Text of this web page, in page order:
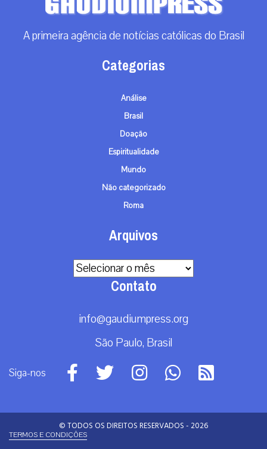
A primeira agência de notícias católicas do Brasil
Categorias
Análise
Brasil
Doação
Espiritualidade
Mundo
Não categorizado
Roma
Arquivos
Arquivos
Contato
info@gaudiumpress.org
São Paulo, Brasil
Siga-nos
© TODOS OS DIREITOS RESERVADOS - 2026
TERMOS E CONDIÇÕES